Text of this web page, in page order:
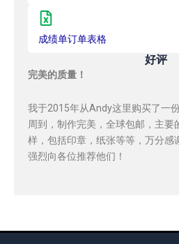
成绩单订单表格
好评
完美的质量！
我于2015年从Andy这里购买了一
周到，制作完美，全球包邮，主要
样，包括印章，纸张等等，万分
强烈向各位推荐他们！